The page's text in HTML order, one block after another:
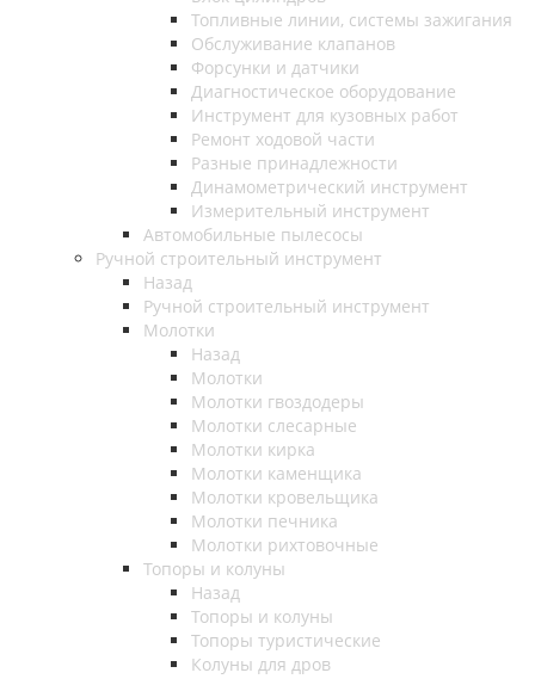
Топливные линии, системы зажигания
Обслуживание клапанов
Форсунки и датчики
Диагностическое оборудование
Инструмент для кузовных работ
Ремонт ходовой части
Разные принадлежности
Динамометрический инструмент
Измерительный инструмент
Автомобильные пылесосы
Ручной строительный инструмент
Назад
Ручной строительный инструмент
Молотки
Назад
Молотки
Молотки гвоздодеры
Молотки слесарные
Молотки кирка
Молотки каменщика
Молотки кровельщика
Молотки печника
Молотки рихтовочные
Топоры и колуны
Назад
Топоры и колуны
Топоры туристические
Колуны для дров